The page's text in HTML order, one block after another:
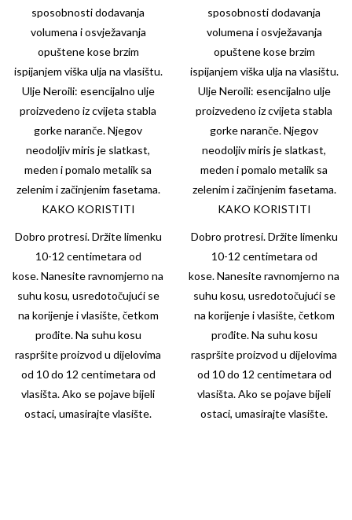
sposobnosti dodavanja
volumena i osvježavanja
opuštene kose brzim
ispijanjem viška ulja na vlasištu.
Ulje Neroili: esencijalno ulje
proizvedeno iz cvijeta stabla
gorke naranče. Njegov
neodoljiv miris je slatkast,
meden i pomalo metalik sa
zelenim i začinjenim fasetama.
KAKO KORISTITI
Dobro protresi. Držite limenku
10-12 centimetara od
kose. Nanesite ravnomjerno na
suhu kosu, usredotočujući se
na korijenje i vlasište, četkom
prođite. Na suhu kosu
raspršite proizvod u dijelovima
od 10 do 12 centimetara od
vlasišta. Ako se pojave bijeli
ostaci, umasirajte vlasište.
sposobnosti dodavanja
volumena i osvježavanja
opuštene kose brzim
ispijanjem viška ulja na vlasištu.
Ulje Neroili: esencijalno ulje
proizvedeno iz cvijeta stabla
gorke naranče. Njegov
neodoljiv miris je slatkast,
meden i pomalo metalik sa
zelenim i začinjenim fasetama.
KAKO KORISTITI
Dobro protresi. Držite limenku
10-12 centimetara od
kose. Nanesite ravnomjerno na
suhu kosu, usredotočujući se
na korijenje i vlasište, četkom
prođite. Na suhu kosu
raspršite proizvod u dijelovima
od 10 do 12 centimetara od
vlasišta. Ako se pojave bijeli
ostaci, umasirajte vlasište.